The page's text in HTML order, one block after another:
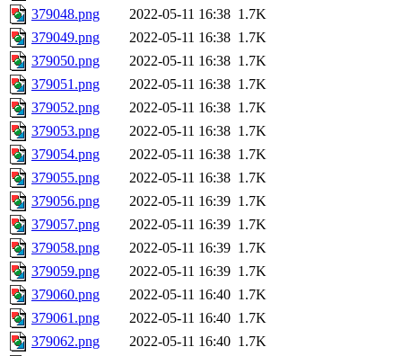
379048.png
2022-05-11 16:38 1.7K
379049.png
2022-05-11 16:38 1.7K
379050.png
2022-05-11 16:38 1.7K
379051.png
2022-05-11 16:38 1.7K
379052.png
2022-05-11 16:38 1.7K
379053.png
2022-05-11 16:38 1.7K
379054.png
2022-05-11 16:38 1.7K
379055.png
2022-05-11 16:38 1.7K
379056.png
2022-05-11 16:39 1.7K
379057.png
2022-05-11 16:39 1.7K
379058.png
2022-05-11 16:39 1.7K
379059.png
2022-05-11 16:39 1.7K
379060.png
2022-05-11 16:40 1.7K
379061.png
2022-05-11 16:40 1.7K
379062.png
2022-05-11 16:40 1.7K